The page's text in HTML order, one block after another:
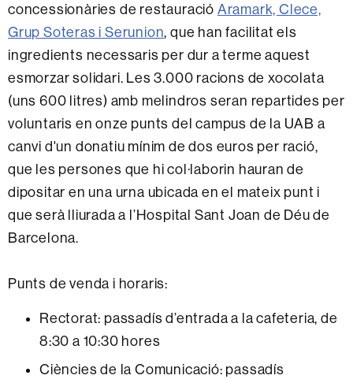
concessionàries de restauració Aramark, Clece,
Grup Soteras i Serunion, que han facilitat els
ingredients necessaris per dur a terme aquest
esmorzar solidari. Les 3.000 racions de xocolata
(uns 600 litres) amb melindros seran repartides per
voluntaris en onze punts del campus de la UAB a
canvi d'un donatiu mínim de dos euros per ració,
que les persones que hi col·laborin hauran de
dipositar en una urna ubicada en el mateix punt i
que serà lliurada a l’Hospital Sant Joan de Déu de
Barcelona.
Punts de venda i horaris:
Rectorat: passadís d’entrada a la cafeteria, de
8:30 a 10:30 hores
Ciències de la Comunicació: passadís